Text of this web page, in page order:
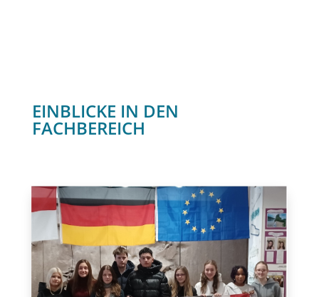
EINBLICKE IN DEN
FACHBEREICH